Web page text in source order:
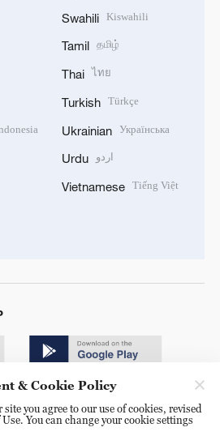
Swahili Kiswahili
Tamil தமிழ்
Thai ไทย
Turkish Türkçe
Ukrainian Українська
Urdu اردو
Vietnamese Tiếng Việt
& Cookie Policy
you agree to our use of cookies, revised
You can change your cookie settings